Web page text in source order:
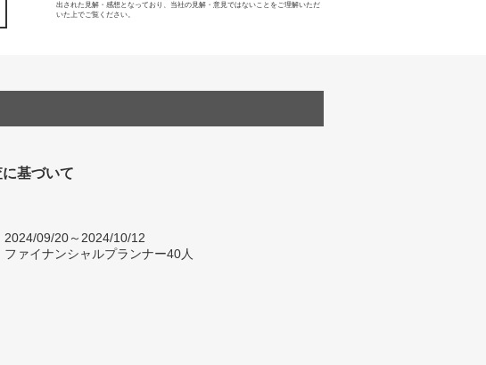
出された見解・感想となっており、当社の見解・意見ではないことをご理解いただ
いた上でご覧ください。
基づいて
2024/09/20～2024/10/12
ファイナンシャルプランナー40人